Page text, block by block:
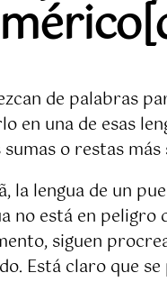
de palabras
una de esas
o restas
la lengua de un
no está en
siguen
Está claro que